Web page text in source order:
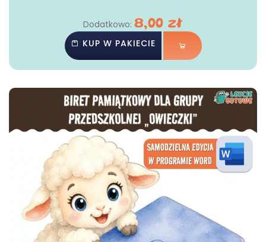
Dodatkowo:8,00zł
KUP W PAKIECIE